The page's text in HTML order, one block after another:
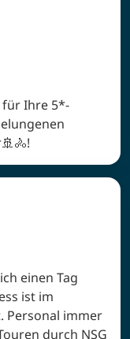
für Ihre 5*-
einen Tag
ist im
Personal immer
durch NSG